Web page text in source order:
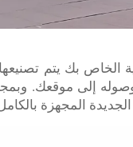
بك يتم تصنيعها
وصوله إلى موقعك.
المجهزة